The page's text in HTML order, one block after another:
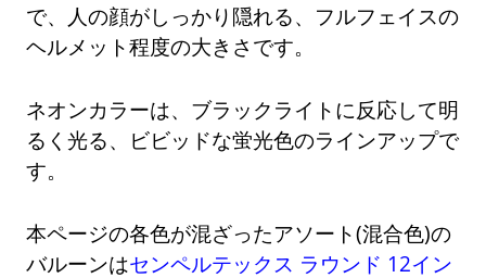
で、人の顔がしっかり隠れる、フルフェイスの
ヘルメット程度の大きさです。
ネオンカラーは、ブラックライトに反応して明
るく光る、ビビッドな蛍光色のラインアップで
す。
本ページの各色が混ざったアソート(混合色)の
バルーンはセンペルテックス ラウンド 12イン